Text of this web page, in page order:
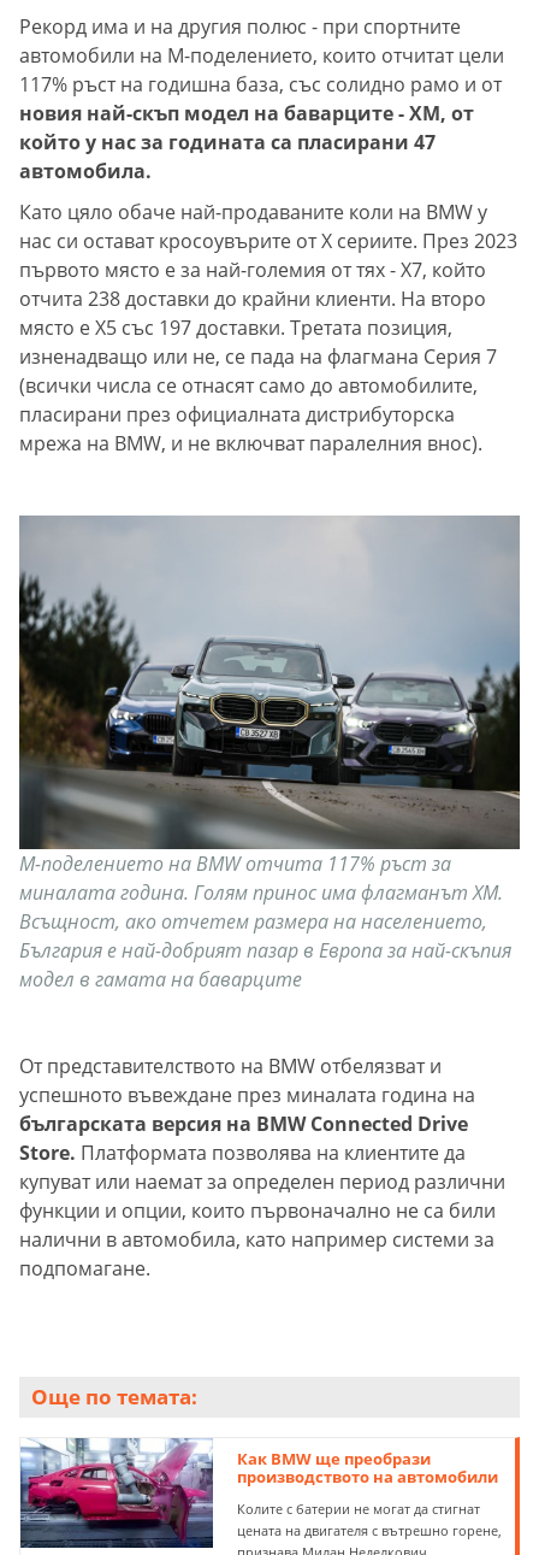
Рекорд има и на другия полюс - при спортните
автомобили на М-поделението, които отчитат цели
117% ръст на годишна база, със солидно рамо и от
новия най-скъп модел на баварците - XM, от
който у нас за годината са пласирани 47
автомобила.
Като цяло обаче най-продаваните коли на BMW у
нас си остават кросоувърите от Х сериите. През 2023
първото място е за най-големия от тях - Х7, който
отчита 238 доставки до крайни клиенти. На второ
място е Х5 със 197 доставки. Третата позиция,
изненадващо или не, се пада на флагмана Серия 7
(всички числа се отнасят само до автомобилите,
пласирани през официалната дистрибуторска
мрежа на BMW, и не включват паралелния внос).
М-поделението на BMW отчита 117% ръст за
миналата година. Голям принос има флагманът ХМ.
Всъщност, ако отчетем размера на населението,
България е най-добрият пазар в Европа за най-скъпия
модел в гамата на баварците
От представителството на BMW отбелязват и
успешното въвеждане през миналата година на
българската версия на BMW Connected Drive
Store. Платформата позволява на клиентите да
купуват или наемат за определен период различни
функции и опции, които първоначално не са били
налични в автомобила, като например системи за
подпомагане.
Още по темата:
Как BMW ще преобрази
производството на автомобили
Колите с батерии не могат да стигнат
цената на двигателя с вътрешно горене,